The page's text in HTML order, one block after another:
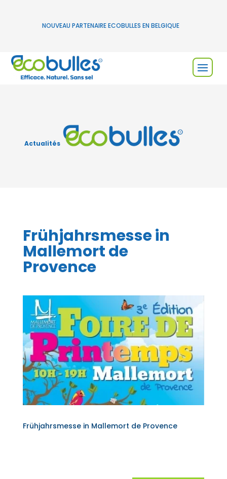
NOUVEAU PARTENAIRE ECOBULLES EN BELGIQUE
Actualités
Frühjahrsmesse in
Mallemort de
Provence
Frühjahrsmesse in Mallemort de Provence